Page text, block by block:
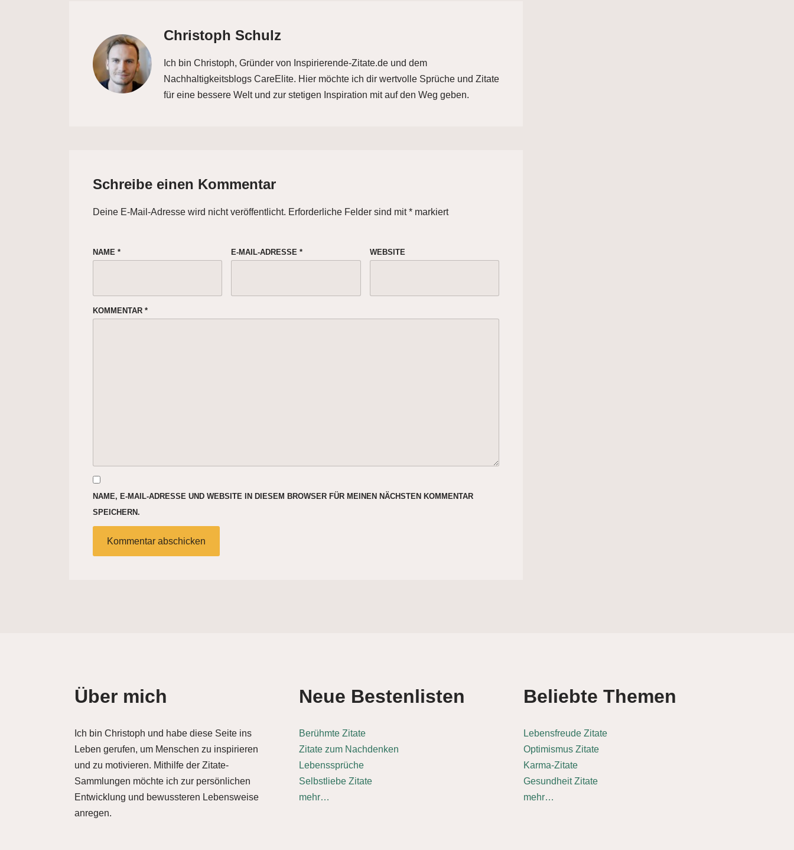
Christoph Schulz
Ich bin Christoph, Gründer von Inspirierende-Zitate.de und dem
Nachhaltigkeitsblogs CareElite. Hier möchte ich dir wertvolle Sprüche und Zitate
für eine bessere Welt und zur stetigen Inspiration mit auf den Weg geben.
Schreibe einen Kommentar
Deine E-Mail-Adresse wird nicht veröffentlicht. Erforderliche Felder sind mit* markiert
NAME * E-MAIL-ADRESSE* WEBSITE
KOMMENTAR *
NAME, E-MAIL-ADRESSE UND WEBSITE IN DIESEM BROWSER FÜR MEINEN NÄCHSTEN KOMMENTAR
SPEICHERN.
Über mich
Ich bin Christoph und habe diese Seite ins
Leben gerufen, um Menschen zu inspirieren
und zu motivieren. Mithilfe der Zitate-
Sammlungen möchte ich zur persönlichen
Entwicklung und bewussteren Lebensweise
anregen.
Neue Bestenlisten
Berühmte Zitate
Zitate zum Nachdenken
Lebenssprüche
Selbstliebe Zitate
mehr…
Beliebte Themen
Lebensfreude Zitate
Optimismus Zitate
Karma-Zitate
Gesundheit Zitate
mehr…